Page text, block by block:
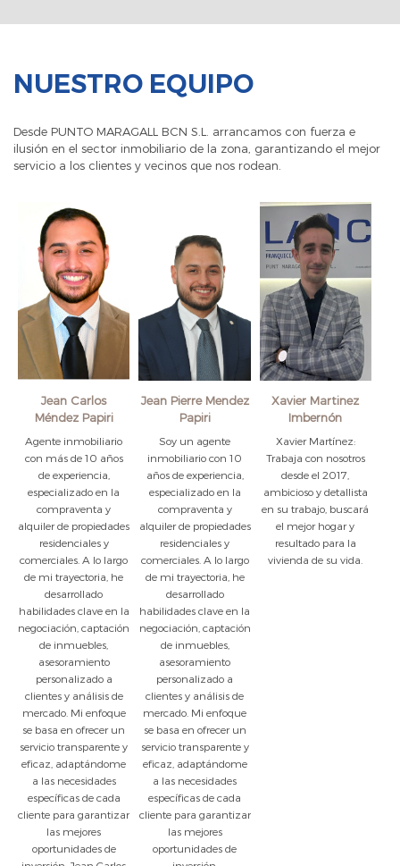
NUESTRO EQUIPO
Desde PUNTO MARAGALL BCN S.L. arrancamos con fuerza e
ilusión en el sector inmobiliario de la zona, garantizando el mejor
servicio a los clientes y vecinos que nos rodean.
Jean Carlos
Méndez Papiri
Agente inmobiliario
con más de 10 años
de experiencia,
especializado en la
compraventa y
alquiler de propiedades
residenciales y
comerciales. A lo largo
de mi trayectoria, he
desarrollado
habilidades clave en la
negociación, captación
de inmuebles,
asesoramiento
personalizado a
clientes y análisis de
mercado. Mi enfoque
se basa en ofrecer un
servicio transparente y
eficaz, adaptándome
a las necesidades
específicas de cada
cliente para garantizar
las mejores
oportunidades de
Jean Pierre Mendez
Papiri
Soy un agente
inmobiliario con 10
años de experiencia,
especializado en la
compraventa y
alquiler de propiedades
residenciales y
comerciales. A lo largo
de mi trayectoria, he
desarrollado
habilidades clave en la
negociación, captación
de inmuebles,
asesoramiento
personalizado a
clientes y análisis de
mercado. Mi enfoque
se basa en ofrecer un
servicio transparente y
eficaz, adaptándome
a las necesidades
específicas de cada
cliente para garantizar
las mejores
oportunidades de
Xavier Martinez
Imbernón
Xavier Martínez:
Trabaja con nosotros
desde el 2017,
ambicioso y detallista
en su trabajo, buscará
el mejor hogar y
resultado para la
vivienda de su vida.